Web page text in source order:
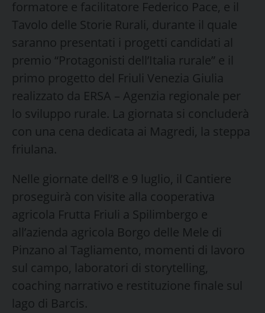
formatore e facilitatore Federico Pace, e il
Tavolo delle Storie Rurali, durante il quale
saranno presentati i progetti candidati al
premio “Protagonisti dell’Italia rurale” e il
primo progetto del Friuli Venezia Giulia
realizzato da ERSA – Agenzia regionale per
lo sviluppo rurale. La giornata si concluderà
con una cena dedicata ai Magredi, la steppa
friulana.
Nelle giornate dell’8 e 9 luglio, il Cantiere
proseguirà con visite alla cooperativa
agricola Frutta Friuli a Spilimbergo e
all’azienda agricola Borgo delle Mele di
Pinzano al Tagliamento, momenti di lavoro
sul campo, laboratori di storytelling,
coaching narrativo e restituzione finale sul
lago di Barcis.